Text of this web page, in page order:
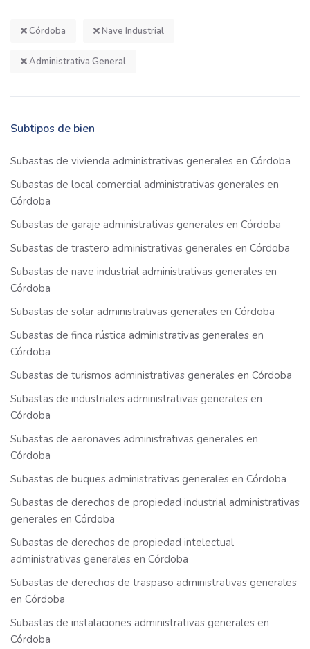
Córdoba Nave Industrial
Administrativa General
Subtipos de bien
Subastas de vivienda administrativas generales en Córdoba
Subastas de local comercial administrativas generales en
Córdoba
Subastas de garaje administrativas generales en Córdoba
Subastas de trastero administrativas generales en Córdoba
Subastas de nave industrial administrativas generales en
Córdoba
Subastas de solar administrativas generales en Córdoba
Subastas de finca rústica administrativas generales en
Córdoba
Subastas de turismos administrativas generales en Córdoba
Subastas de industriales administrativas generales en
Córdoba
Subastas de aeronaves administrativas generales en
Córdoba
Subastas de buques administrativas generales en Córdoba
Subastas de derechos de propiedad industrial administrativas
generales en Córdoba
Subastas de derechos de propiedad intelectual
administrativas generales en Córdoba
Subastas de derechos de traspaso administrativas generales
en Córdoba
Subastas de instalaciones administrativas generales en
Córdoba